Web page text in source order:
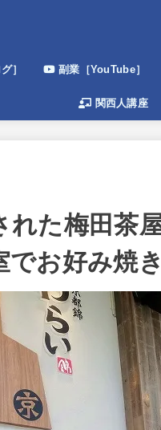
］ 副業［YouTube］
関西人講座
れた梅田茶
お好み焼き